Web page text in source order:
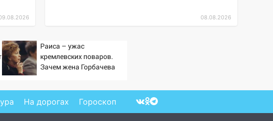
08.08.2026
Раиса – ужас
кремлевских поваров.
Зачем жена Горбачева
На дорогах Гороскоп